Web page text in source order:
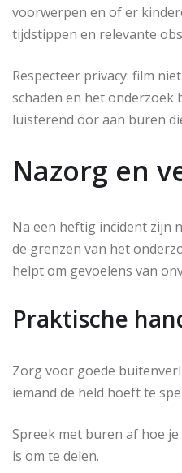
voorwerpen en of er
tijdstippen en relevante
Respecteer privacy: film
schaden en het onderzoek
luisterend oor aan buren
Nazorg en
Na een heftig incident zijn
de grenzen van het
helpt om gevoelens van
Praktische
Zorg voor goede
iemand de held hoeft te
Spreek met buren af hoe
is om te delen.